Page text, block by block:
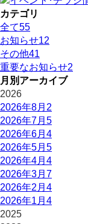
カテゴリ
全て55
お知らせ12
その他41
重要なお知らせ2
月別アーカイブ
2026
2026年8月 2
2026年7月 5
2026年6月 4
2026年5月 5
2026年4月 4
2026年3月 7
2026年2月 4
2026年1月 4
2025